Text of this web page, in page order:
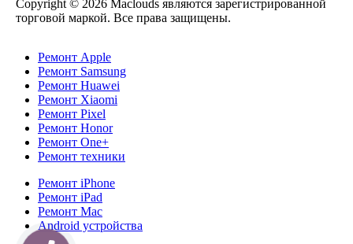
Copyright © 2026 Maclouds являются зарегистрированной
торговой маркой. Все права защищены.
Ремонт Apple
Ремонт Samsung
Ремонт Huawei
Ремонт Xiaomi
Ремонт Pixel
Ремонт Honor
Ремонт One+
Ремонт техники
Ремонт iPhone
Ремонт iPad
Ремонт Mac
Android устройства